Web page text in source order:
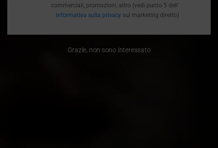
commerciali, promozioni, altro (vedi punto 5 dell'
informativa sulla privacy sul marketing diretto)
Grazie, non sono interessato